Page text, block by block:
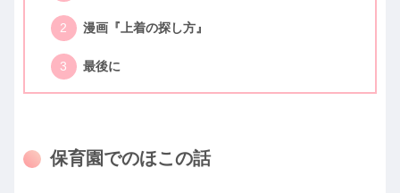
漫画『上着の探し方』
最後に
保育園でのほこの話